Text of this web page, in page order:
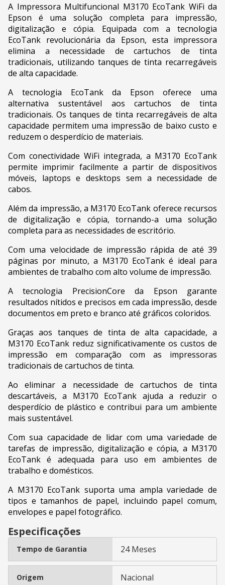
A Impressora Multifuncional M3170 EcoTank WiFi da
Epson é uma solução completa para impressão,
digitalização e cópia. Equipada com a tecnologia
EcoTank revolucionária da Epson, esta impressora
elimina a necessidade de cartuchos de tinta
tradicionais, utilizando tanques de tinta recarregáveis
de alta capacidade.
A tecnologia EcoTank da Epson oferece uma
alternativa sustentável aos cartuchos de tinta
tradicionais. Os tanques de tinta recarregáveis de alta
capacidade permitem uma impressão de baixo custo e
reduzem o desperdício de materiais.
Com conectividade WiFi integrada, a M3170 EcoTank
permite imprimir facilmente a partir de dispositivos
móveis, laptops e desktops sem a necessidade de
cabos.
Além da impressão, a M3170 EcoTank oferece recursos
de digitalização e cópia, tornando-a uma solução
completa para as necessidades de escritório.
Com uma velocidade de impressão rápida de até 39
páginas por minuto, a M3170 EcoTank é ideal para
ambientes de trabalho com alto volume de impressão.
A tecnologia PrecisionCore da Epson garante
resultados nítidos e precisos em cada impressão, desde
documentos em preto e branco até gráficos coloridos.
Graças aos tanques de tinta de alta capacidade, a
M3170 EcoTank reduz significativamente os custos de
impressão em comparação com as impressoras
tradicionais de cartuchos de tinta.
Ao eliminar a necessidade de cartuchos de tinta
descartáveis, a M3170 EcoTank ajuda a reduzir o
desperdício de plástico e contribui para um ambiente
mais sustentável.
Com sua capacidade de lidar com uma variedade de
tarefas de impressão, digitalização e cópia, a M3170
EcoTank é adequada para uso em ambientes de
trabalho e domésticos.
A M3170 EcoTank suporta uma ampla variedade de
tipos e tamanhos de papel, incluindo papel comum,
envelopes e papel fotográfico.
Especificações
Tempo de Garantia 24 Meses
Origem Nacional